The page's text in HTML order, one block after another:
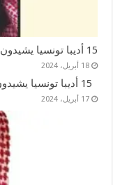
15 أديبا تونسيا يشيدون بتكريم الشاعر علي الدرورة
18 أبريل، 2024
17 أبريل، 2024